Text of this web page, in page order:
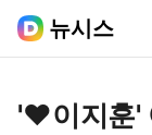
뉴시스
'♥이지훈'